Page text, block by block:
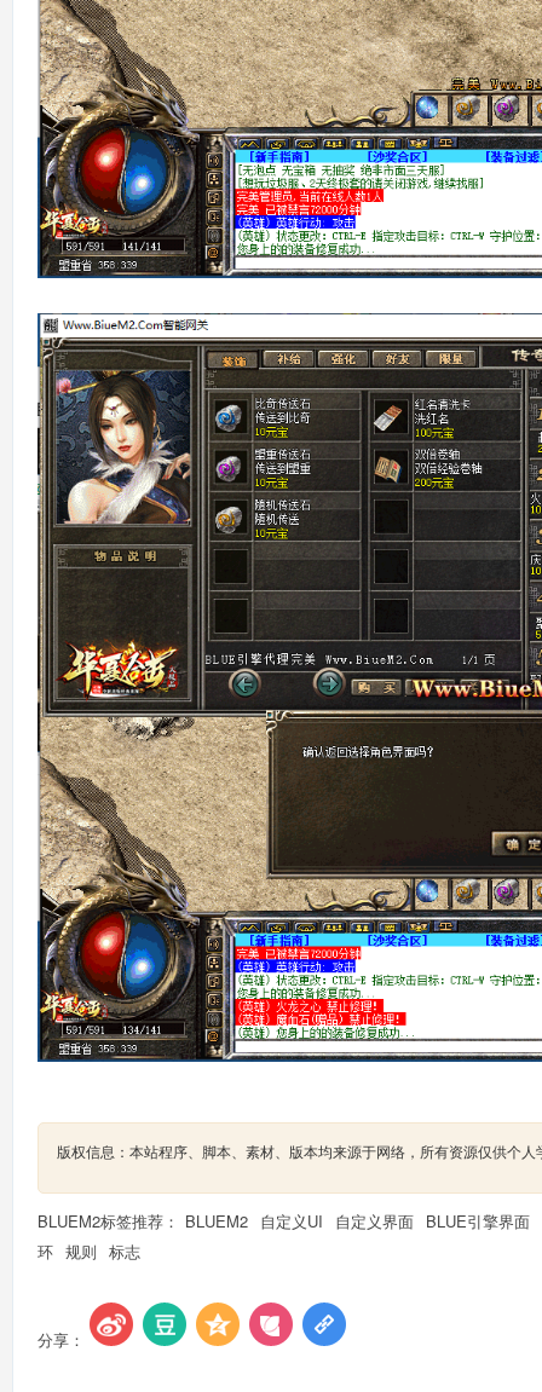
版权信息：本站程序、脚本、素材、版本均来源于网络，所有资源仅供个
BLUEM2标签推荐： BLUEM2 自定义UI 自定义界面 BLUE引擎界面
环 规则 标志
分享：